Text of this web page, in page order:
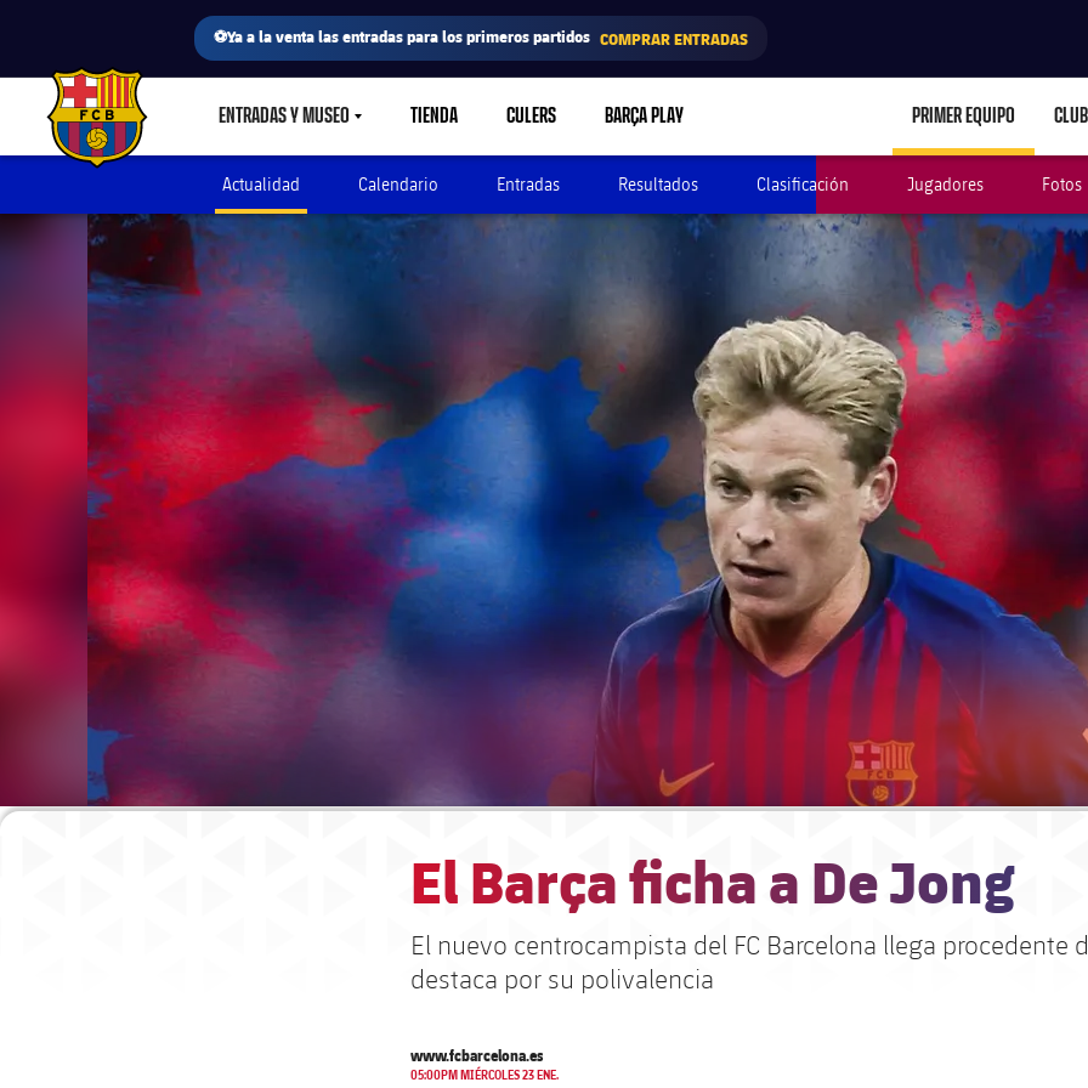
⚽Ya a la venta las entradas para los primeros partidos COMPRAR ENTRADAS
FC Barcelona club badge ENTRADAS Y MUSEOLABEL.SHARE.CARETDOWN
TIENDA CULERS BARÇA PLAY PRIMER EQUIPO CLUB
Actualidad Calendario Entradas Resultados Clasificación Jugadores Fotos
El Barça ficha a De Jong
El nuevo centrocampista del FC Barcelona llega procedente
destaca por su polivalencia
www.fcbarcelona.es
05:00PM MIÉRCOLES 23 ENE.